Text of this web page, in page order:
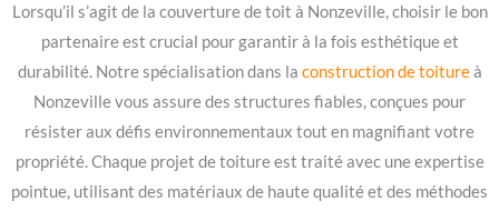
Lorsqu’il s’agit de la couverture de toit à Nonzeville, choisir le bon
partenaire est crucial pour garantir à la fois esthétique et
durabilité. Notre spécialisation dans la construction de toitureà
Nonzeville vous assure des structures fiables, conçues pour
résister aux défis environnementaux tout en magnifiant votre
propriété. Chaque projet de toiture est traité avec une expertise
pointue, utilisant des matériaux de haute qualité et des méthodes